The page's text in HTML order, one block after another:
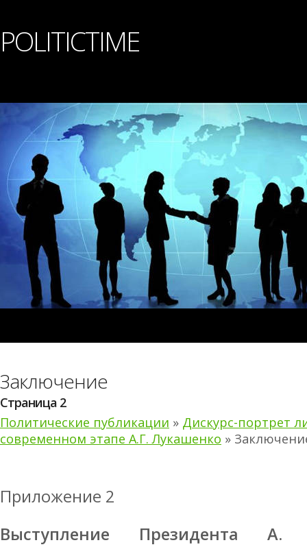
POLITICTIME
Заключение
Страница 2
Политические публикации » Дискурс-портрет
современном этапе А.Г. Лукашенко »
Приложение 2
Выступление Президента